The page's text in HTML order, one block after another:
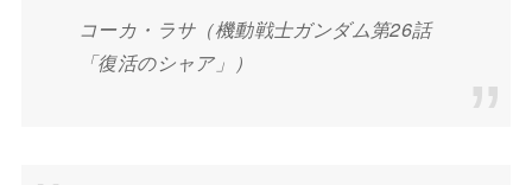
コーカ・ラサ（機動戦士ガンダム第26話
「復活のシャア」）